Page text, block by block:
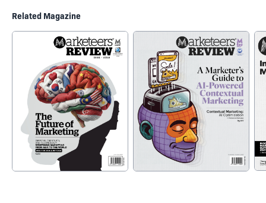
Related Magazine